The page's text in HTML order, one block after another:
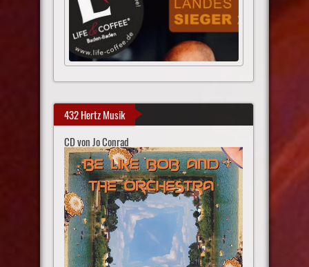
432 Hertz Musik
CD von Jo Conrad